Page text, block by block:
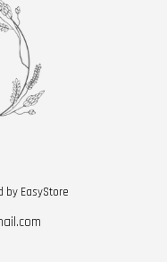
by EasyStore